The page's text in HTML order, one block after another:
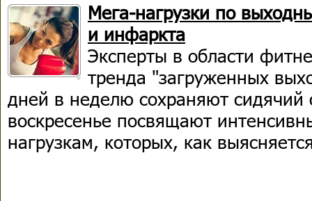
Мега-нагрузки по
и инфаркта
Эксперты в области
тренда "загруженных
дней в неделю сохраняют сидячий
воскресенье посвящают
нагрузкам, которых, как